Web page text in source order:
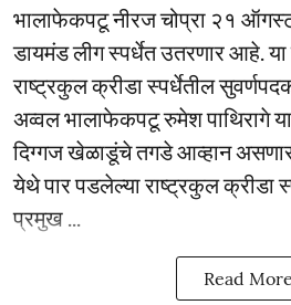
भालाफेकपटू नीरज चोप्रा २१ ऑगस्ट
डायमंड लीग स्पर्धेत उतरणार आहे. या
राष्ट्रकुल क्रीडा स्पर्धेतील
अव्वल भालाफेकपटू रुमेश पाथिरागे
दिग्गज खेळाडूंचे तगडे आव्हान असणार
येथे पार पडलेल्या राष्ट्रकुल क्रीडा
प्रमुख ...
Read More